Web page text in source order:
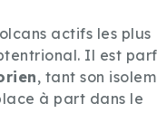
actifs les plus
Il est
, tant son
à part dans le